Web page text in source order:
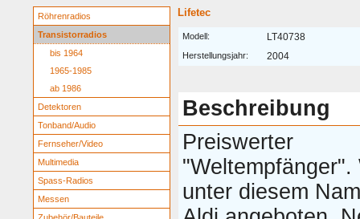
Röhrenradios
Transistorradios
bis 1964
1965-1985
ab 1986
Detektoren
Tonband/Audio
Fernseher/Video
Multimedia
Spass-Radios
Messen
Lifetec
Modell: LT40738
Herstellungsjahr: 2004
Beschreibung
Preiswerter
"Weltempfänger".
unter diesem